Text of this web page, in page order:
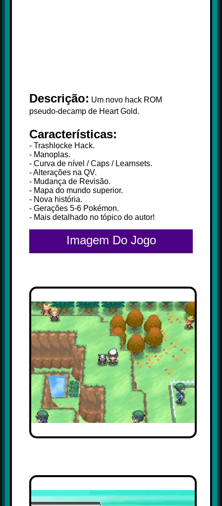
Descrição: Um novo hack ROM
pseudo-decamp de Heart Gold.
Características:
- Trashlocke Hack.
- Manoplas.
- Curva de nível / Caps / Learnsets.
- Alterações na QV.
- Mudança de Revisão.
- Mapa do mundo superior.
- Nova história.
- Gerações 5-6 Pokémon.
- Mais detalhado no tópico do autor!
Imagem Do Jogo